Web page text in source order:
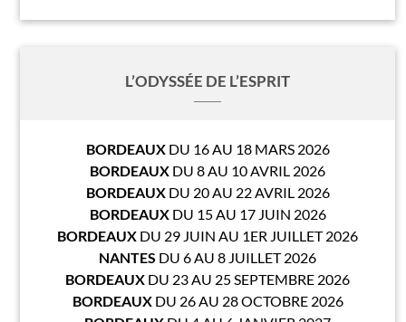
L’ODYSSÉE DE L’ESPRIT
BORDEAUX DU 16 AU 18 MARS 2026
BORDEAUX DU 8 AU 10 AVRIL 2026
BORDEAUX DU 20 AU 22 AVRIL 2026
BORDEAUX DU 15 AU 17 JUIN 2026
BORDEAUX DU 29 JUIN AU 1ER JUILLET 2026
NANTES DU 6 AU 8 JUILLET 2026
BORDEAUX DU 23 AU 25 SEPTEMBRE 2026
BORDEAUX DU 26 AU 28 OCTOBRE 2026